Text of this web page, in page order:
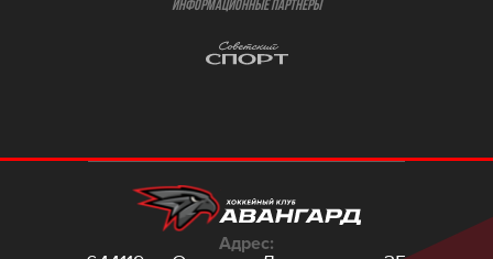
ИНФОРМАЦИОННЫЕ ПАРТНЁРЫ
Адрес: